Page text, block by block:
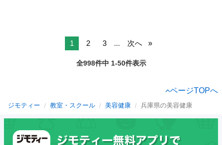
1 2 3 ... 次へ
全998件中 1-50件表示
ページTOPへ
ジモティー 教室・スクール 美容健康 兵庫県の美容健康